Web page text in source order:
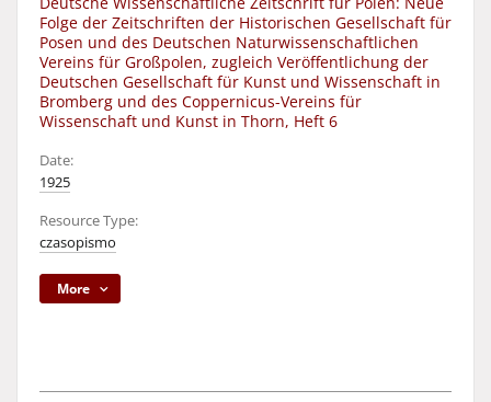
Folge der Zeitschriften der Historischen Gesellschaft für
Posen und des Deutschen Naturwissenschaftlichen
Vereins für Großpolen, zugleich Veröffentlichung der
Deutschen Gesellschaft für Kunst und Wissenschaft in
Bromberg und des Coppernicus-Vereins für
Wissenschaft und Kunst in Thorn, Heft 6
Date:
1925
Resource Type:
czasopismo
More